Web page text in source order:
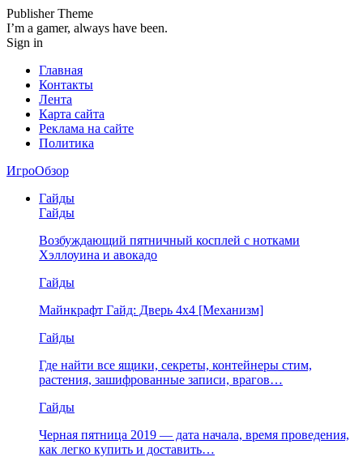
Publisher Theme
I’m a gamer, always have been.
Sign in
Главная
Контакты
Лента
Карта сайта
Реклама на сайте
Политика
ИгроОбзор
Гайды
Гайды
Возбуждающий пятничный косплей с нотками
Хэллоуина и авокадо
Гайды
Майнкрафт Гайд: Дверь 4х4 [Механизм]
Гайды
Где найти все ящики, секреты, контейнеры стим,
растения, зашифрованные записи, врагов…
Гайды
Черная пятница 2019 — дата начала, время проведения,
как легко купить и доставить…